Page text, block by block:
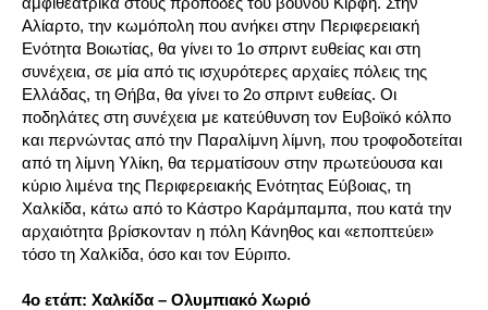
Αλίαρτο, την κωμόπολη που ανήκει στην Περιφερειακή
Ενότητα Βοιωτίας, θα γίνει το 1ο σπριντ ευθείας και στη
συνέχεια, σε μία από τις ισχυρότερες αρχαίες πόλεις της
Ελλάδας, τη Θήβα, θα γίνει το 2ο σπριντ ευθείας. Οι
ποδηλάτες στη συνέχεια με κατεύθυνση τον Ευβοϊκό κόλπο
και περνώντας από την Παραλίμνη λίμνη, που τροφοδοτείται
από τη λίμνη Υλίκη, θα τερματίσουν στην πρωτεύουσα και
κύριο λιμένα της Περιφερειακής Ενότητας Εύβοιας, τη
Χαλκίδα, κάτω από το Κάστρο Καράμπαμπα, που κατά την
αρχαιότητα βρίσκονταν η πόλη Κάνηθος και «εποπτεύει»
τόσο τη Χαλκίδα, όσο και τον Εύριπο.
4ο ετάπ: Χαλκίδα – Ολυμπιακό Χωριό